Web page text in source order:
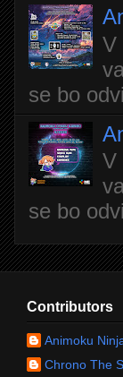
V
se bo
V
se bo
Contributors
Animoku
Chrono The